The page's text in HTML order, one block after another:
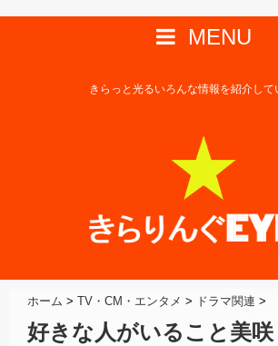
MENU
きらっと光るいろんな情報を紹介して
ホーム > TV・CM・エンタメ > ドラマ関連 >
好きな人がいること美咲